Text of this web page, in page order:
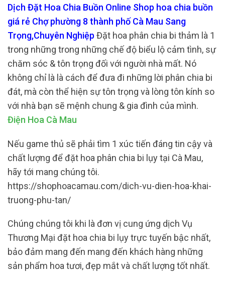
Dịch Đặt Hoa Chia Buồn Online Shop hoa chia buồn
giá rẻ Chợ phường 8 thành phố Cà Mau Sang
Trọng,Chuyên Nghiệp Đặt hoa phân chia bi thảm là 1
trong những trong những chế độ biểu lộ cảm tình, sự
chăm sóc & tôn trọng đối với người nhà mất. Nó
không chỉ là là cách để đưa đi những lời phân chia bi
đát, mà còn thể hiện sự tôn trọng và lòng tôn kính so
với nhà bạn sẽ mệnh chung & gia đình của mình.
Điện Hoa Cà Mau
Nếu game thủ sẽ phải tìm 1 xúc tiến đáng tin cậy và
chất lượng để đặt hoa phân chia bi lụy tại Cà Mau,
hãy tới mang chúng tôi.
https://shophoacamau.com/dich-vu-dien-hoa-khai-
truong-phu-tan/
Chúng chúng tôi khi là đơn vị cung ứng dịch Vụ
Thương Mại đặt hoa chia bi lụy trực tuyến bậc nhất,
bảo đảm mang đến mang đến khách hàng những
sản phẩm hoa tươi, đẹp mắt và chất lượng tốt nhất.